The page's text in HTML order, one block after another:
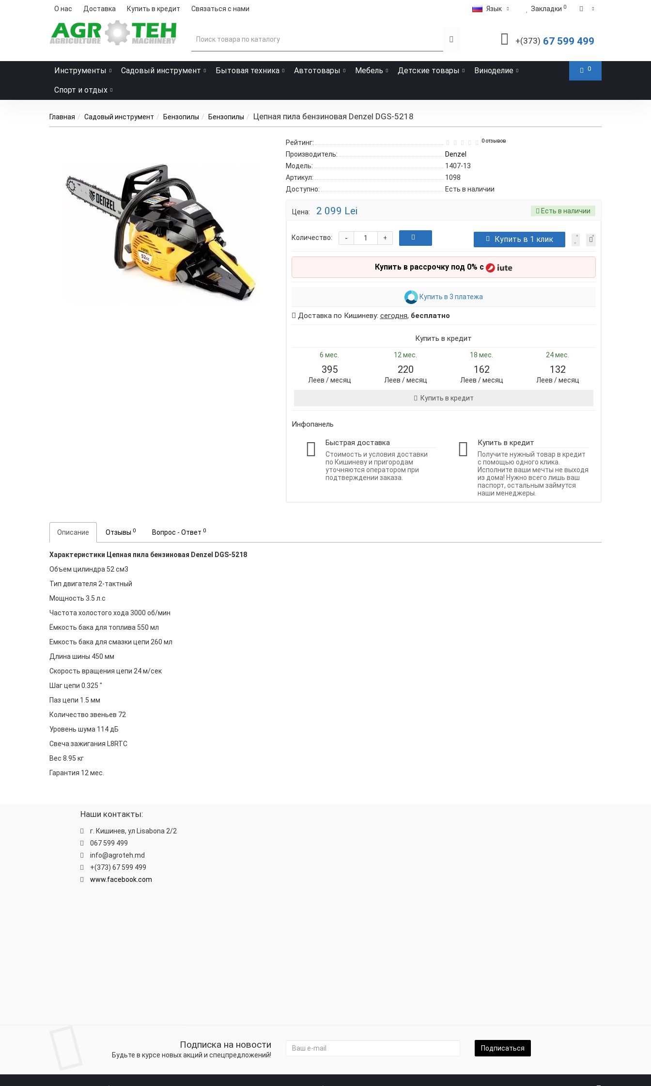
О нас Доставка Купить в кредит Связаться с нами Язык Закладки 0
+(373) 67 599 499
Инструменты Садовый инструмент Бытовая техника Автотовары Мебель Детские товары Виноделие
Спорт и отдых
0
Главная Садовый инструмент Бензопилы Бензопилы Цепная пила бензиновая Denzel DGS-5218
Рейтинг: 0 отзывов
Производитель:
Denzel
Модель:
1407-13
Артикул:
1098
Доступно:
Есть в наличии
Цена: 2 099 Lei Есть в наличии
Количество: +
- Купить в 1 клик
Купить в рассрочку под 0% с
Купить в 3 платежа
Доставка по Кишиневу: сегодня, бесплатно
Купить в кредит
6 мес. 12 мес. 18 мес. 24 мес.
395
Леев / месяц
220
Леев / месяц
162
Леев / месяц
132
Леев / месяц
Купить в кредит
Инфопанель
Быстрая доставка
Стоимость и условия доставки
по Кишиневу и пригородам
уточняются оператором при
подтверждении заказа.
Купить в кредит
Получите нужный товар в кредит
с помощью одного клика.
Исполните ваши мечты не выходя
из дома! Нужно всего лишь ваш
паспорт, остальным займутся
наши менеджеры.
Описание Отзывы 0 Вопрос - Ответ 0
Характеристики Цепная пила бензиновая Denzel DGS-5218
Объем цилиндра 52 см3
Тип двигателя 2-тактный
Мощность 3.5 л.с
Частота холостого хода 3000 об/мин
Ёмкость бака для топлива 550 мл
Емкость бака для смазки цепи 260 мл
Длина шины 450 мм
Скорость вращения цепи 24 м/сек
Шаг цепи 0.325 "
Паз цепи 1.5 мм
Количество звеньев 72
Уровень шума 114 дБ
Свеча зажигания L8RTC
Вес 8.95 кг
Гарантия 12 мес.
Наши контакты:
г. Кишинев, ул Lisabona 2/2
067 599 499
info@agroteh.md
+(373) 67 599 499
www.facebook.com
Подписка на новости
Будьте в курсе новых акций и спецпредложений!
Подписаться